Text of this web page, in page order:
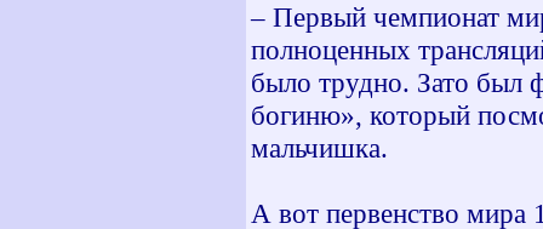
– Первый чемпионат
полноценных
было трудно. Зато был
богиню», который
мальчишка.
А вот первенство мира